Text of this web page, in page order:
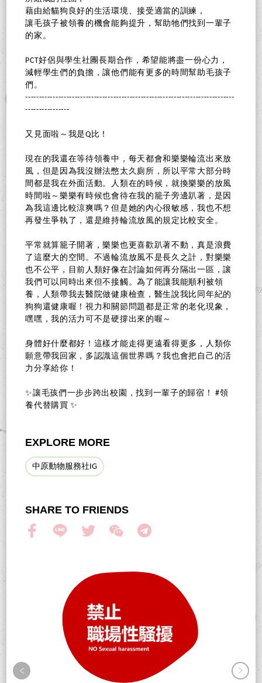
藉由給貓狗良好的生活環境、接受適當的訓練，
讓毛孩子被領養的機會能夠提升，幫助牠們找到一輩子
的家。
PCT好侶與學生社團長期合作，希望能將盡一份心力，
減輕學生們的負擔，讓他們能有更多的時間幫助毛孩子
們。
----------------------------------------------------------------------------
----------------
又見面啦～我是Q比！
現在的我還在等待領養中，每天都會和樂樂輪流出來放
風，但是因為我沒辦法憋太久廁所，所以平常大部分時
間都是我在外面活動。人類在的時候，就換樂樂的放風
時間啦～樂樂有時候也會待在我的籠子旁邊趴著，是因
為我這邊比較涼爽嗎？但是她的內心很敏感，我也不想
再發生爭執了，還是維持輪流放風的規定比較安全。
平常就算籠子開著，樂樂也更喜歡趴著不動，真是浪費
了這麼大的空間。不過輪流放風不是長久之計，對樂樂
也不公平，目前人類好像在討論如何再分隔出一區，讓
我們可以同時出來但不接觸。為了能讓我能順利被領
養，人類帶我去醫院做健康檢查，醫生說我比同年紀的
狗狗還健康喔！視力和關節問題都是正常的老化現象，
嘿嘿，我的活力可不是硬撐出來的喔～
身體好什麼都好！這樣才能走得更遠看得更多，人類你
願意帶我回家，多認識這個世界嗎？我也會把自己的活
力分享給你！
✨讓毛孩們一步步跨出校園，找到一輩子的歸宿！ #領
養代替購買 ✨
EXPLORE MORE
中原動物服務社IG
SHARE TO FRIENDS